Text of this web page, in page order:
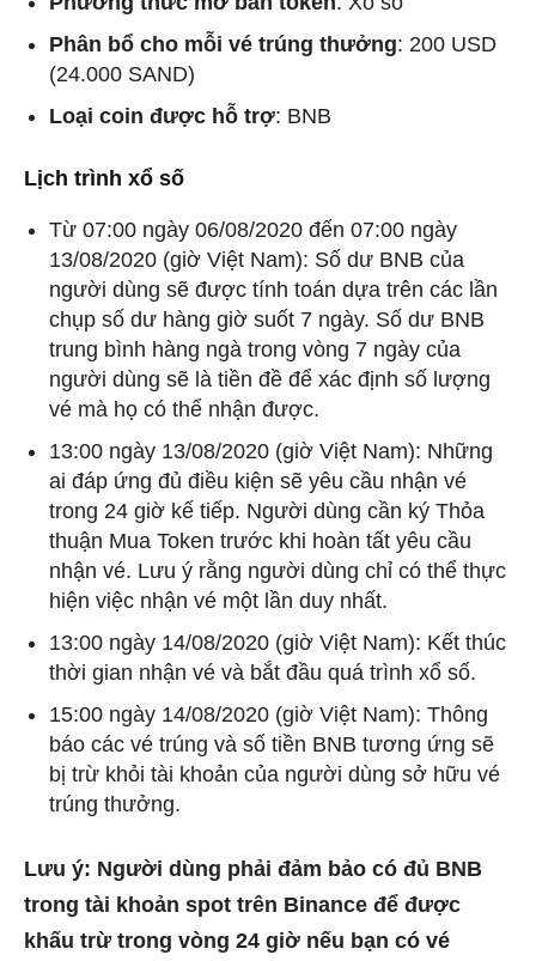
Phân bổ cho mỗi vé trúng thưởng: 200 USD
(24.000 SAND)
Loại coin được hỗ trợ: BNB
Lịch trình xổ số
Từ 07:00 ngày 06/08/2020 đến 07:00 ngày
13/08/2020 (giờ Việt Nam): Số dư BNB của
người dùng sẽ được tính toán dựa trên các lần
chụp số dư hàng giờ suốt 7 ngày. Số dư BNB
trung bình hàng ngà trong vòng 7 ngày của
người dùng sẽ là tiền đề để xác định số lượng
vé mà họ có thể nhận được.
13:00 ngày 13/08/2020 (giờ Việt Nam): Những
ai đáp ứng đủ điều kiện sẽ yêu cầu nhận vé
trong 24 giờ kế tiếp. Người dùng cần ký Thỏa
thuận Mua Token trước khi hoàn tất yêu cầu
nhận vé. Lưu ý rằng người dùng chỉ có thể thực
hiện việc nhận vé một lần duy nhất.
13:00 ngày 14/08/2020 (giờ Việt Nam): Kết thúc
thời gian nhận vé và bắt đầu quá trình xổ số.
15:00 ngày 14/08/2020 (giờ Việt Nam): Thông
báo các vé trúng và số tiền BNB tương ứng sẽ
bị trừ khỏi tài khoản của người dùng sở hữu vé
trúng thưởng.
Lưu ý: Người dùng phải đảm bảo có đủ BNB
trong tài khoản spot trên Binance để được
khấu trừ trong vòng 24 giờ nếu bạn có vé